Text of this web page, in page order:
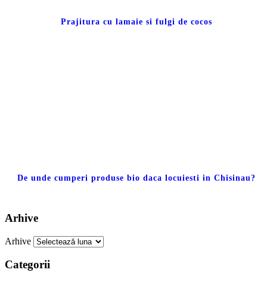
Prajitura cu lamaie si fulgi de cocos
De unde cumperi produse bio daca locuiesti in Chisinau?
Arhive
Arhive
Categorii